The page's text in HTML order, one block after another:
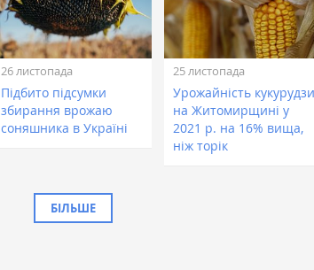
26 листопада
Підбито підсумки
збирання врожаю
соняшника в Україні
25 листопада
Урожайність кукурудзи
на Житомирщині у
2021 р. на 16% вища,
ніж торік
БІЛЬШЕ